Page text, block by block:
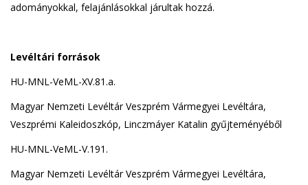
adományokkal, felajánlásokkal járultak hozzá.
Levéltári források
HU-MNL-VeML-XV.81.a.
Magyar Nemzeti Levéltár Veszprém Vármegyei Levéltára,
Veszprémi Kaleidoszkóp, Linczmáyer Katalin gyűjteményéből
HU-MNL-VeML-V.191.
Magyar Nemzeti Levéltár Veszprém Vármegyei Levéltára,